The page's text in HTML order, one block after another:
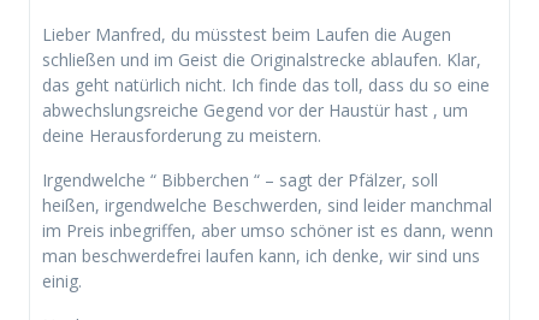
Lieber Manfred, du müsstest beim Laufen die Augen
schließen und im Geist die Originalstrecke ablaufen. Klar,
das geht natürlich nicht. Ich finde das toll, dass du so eine
abwechslungsreiche Gegend vor der Haustür hast , um
deine Herausforderung zu meistern.
Irgendwelche “ Bibberchen “ – sagt der Pfälzer, soll
heißen, irgendwelche Beschwerden, sind leider manchmal
im Preis inbegriffen, aber umso schöner ist es dann, wenn
man beschwerdefrei laufen kann, ich denke, wir sind uns
einig.